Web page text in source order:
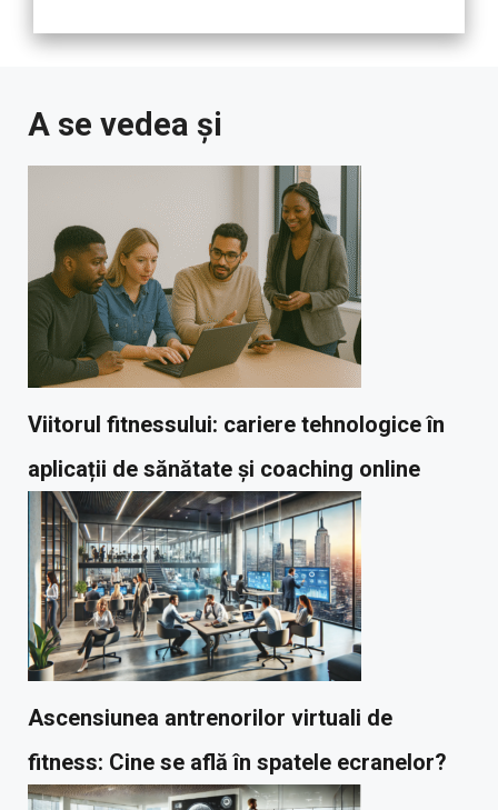
A se vedea și
Viitorul fitnessului: cariere tehnologice în
aplicații de sănătate și coaching online
Ascensiunea antrenorilor virtuali de
fitness: Cine se află în spatele ecranelor?